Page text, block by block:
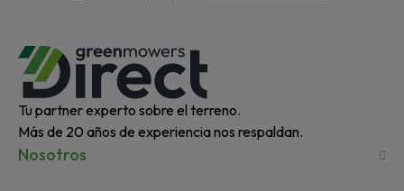
Tu partner experto sobre el terreno.
Más de 20 años de experiencia nos respaldan.
Nosotros